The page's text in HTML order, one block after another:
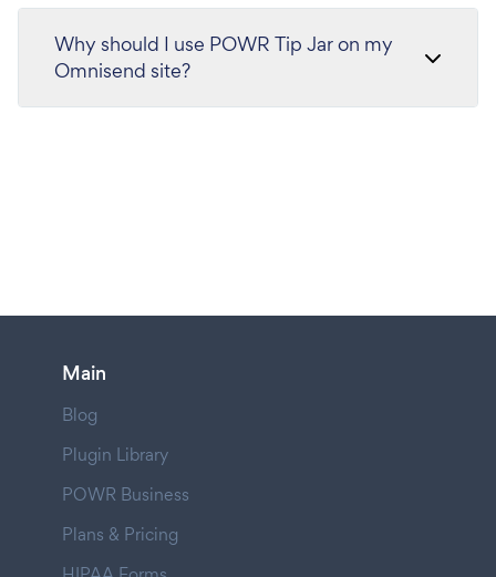
Why should I use POWR Tip Jar on my
Omnisend site?
Main
Blog
Plugin Library
POWR Business
Plans & Pricing